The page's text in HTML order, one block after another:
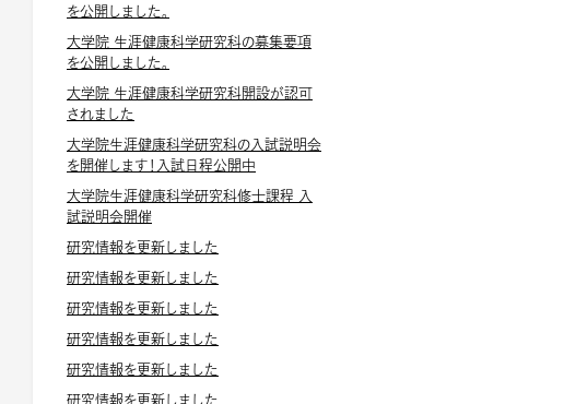
を公開しました。
大学院 生涯健康科学研究科の募集要項
を公開しました。
大学院 生涯健康科学研究科開設が認可
されました
大学院生涯健康科学研究科の入試説明会
を開催します！入試日程公開中
大学院生涯健康科学研究科修士課程 入
試説明会開催
研究情報を更新しました
研究情報を更新しました
研究情報を更新しました
研究情報を更新しました
研究情報を更新しました
研究情報を更新しました